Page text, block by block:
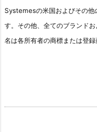
Systemesの米国およびその他
す。その他、全てのブランド
名は各所有者の商標または登録